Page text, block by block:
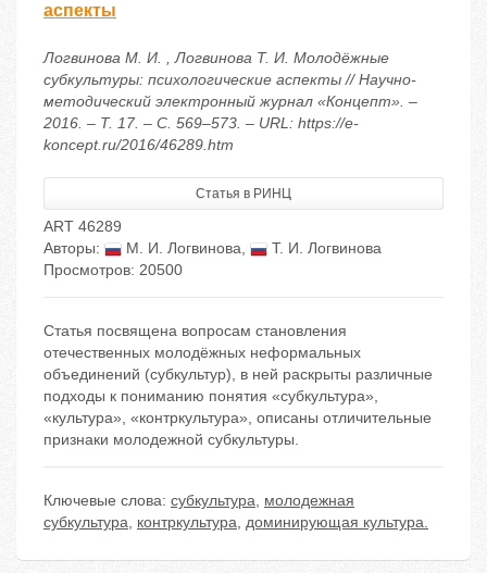
аспекты
Логвинова М. И. , Логвинова Т. И. Молодёжные
субкультуры: психологические аспекты // Научно-
методический электронный журнал «Концепт». –
2016. – Т. 17. – С. 569–573. – URL: https://e-
koncept.ru/2016/46289.htm
Статья в РИНЦ
ART 46289
Авторы:
М. И. Логвинова,
Т. И. Логвинова
Просмотров: 20500
Статья посвящена вопросам становления
отечественных молодёжных неформальных
объединений (субкультур), в ней раскрыты различные
подходы к пониманию понятия «субкультура»,
«культура», «контркультура», описаны отличительные
признаки молодежной субкультуры.
Ключевые слова: субкультура, молодежная
субкультура, контркультура, доминирующая культура.